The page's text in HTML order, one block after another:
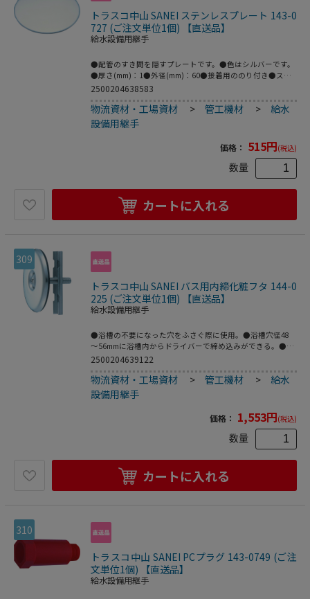
トラスコ中山 SANEI ステンレスプレート 143-0
727 (ご注文単位1個) 【直送品】
給水設備用継手
●配管のすき間を隠すプレートです。●色はシルバーです。
●厚さ(mm)：1●外径(mm)：60●接着用ののり付き●ステ
ンレス
2500204638583
物流資材・工場資材 >管工機材 > 給水
設備用継手
価格： 515円(税込)
数量
カートに入れる
309
トラスコ中山 SANEI バス用内締化粧フタ 144-0
225 (ご注文単位1個) 【直送品】
給水設備用継手
●浴槽の不要になった穴をふさぐ際に使用。●浴槽穴径48
～56mmに浴槽内からドライバーで締め込みができる。●ス
テンレス●浴槽の曲面部には使用不可。
2500204639122
物流資材・工場資材 >管工機材 > 給水
設備用継手
価格： 1,553円(税込)
数量
カートに入れる
310
トラスコ中山 SANEI PCプラグ 143-0749 (ご注
文単位1個) 【直送品】
給水設備用継手